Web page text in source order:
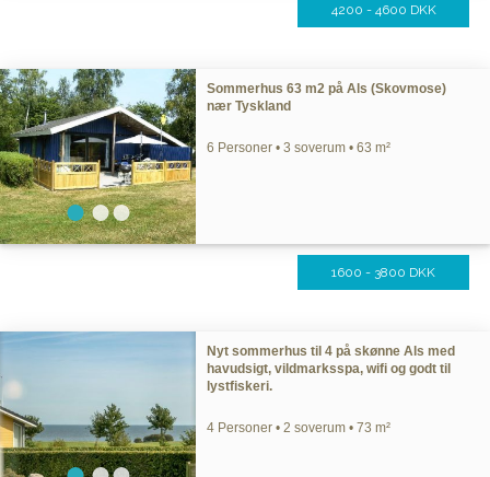
4200 - 4600 DKK
Sommerhus 63 m2 på Als (Skovmose)
nær Tyskland
6 Personer • 3 soverum • 63 m²
1600 - 3800 DKK
Nyt sommerhus til 4 på skønne Als med
havudsigt, vildmarksspa, wifi og godt til
lystfiskeri.
4 Personer • 2 soverum • 73 m²